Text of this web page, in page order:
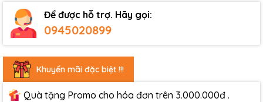
Để được hỗ trợ. Hãy gọi:
0945020899
Khuyến mãi đặc biệt !!!
Quà tặng Promo cho hóa đơn trên 3.000.000đ .